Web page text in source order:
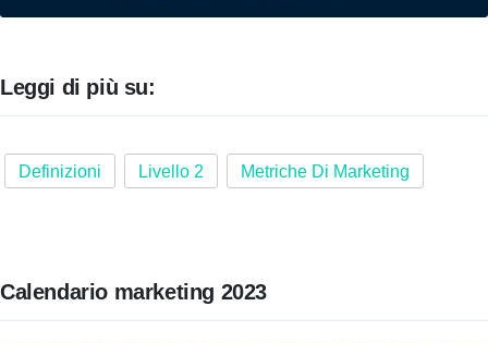
Leggi di più su:
Definizioni Livello 2 Metriche Di Marketing
Calendario marketing 2023